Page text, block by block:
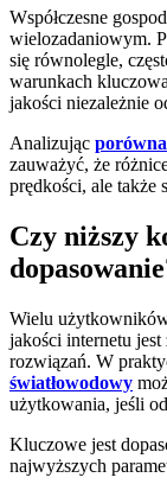
Współczesne
wielozadaniowym.
się równolegle,
warunkach
jakości niezależnie
Analizując
zauważyć, że
prędkości, ale także
Czy niższy
Wielu użytkowników
jakości internetu jest
rozwiązań. W
światłowodowy
użytkowania, jeśli
Kluczowe jest
najwyższych